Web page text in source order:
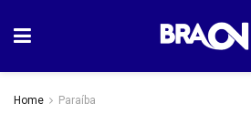
Home Paraíba